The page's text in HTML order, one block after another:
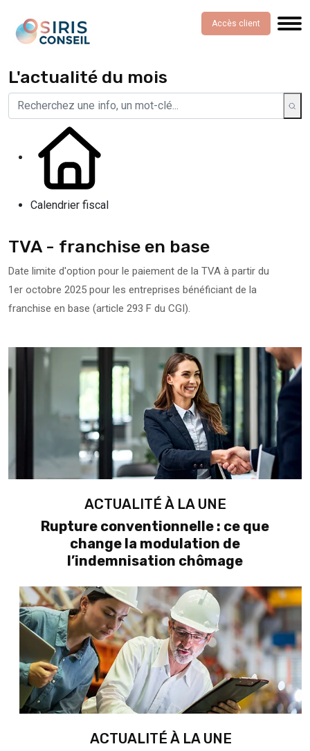
Accès client
L'actualité du mois
Calendrier fiscal
TVA - franchise en base
Date limite d'option pour le paiement de la TVA à partir du
1er octobre 2025 pour les entreprises bénéficiant de la
franchise en base (article 293 F du CGI).
ACTUALITÉ À LA UNE
Rupture conventionnelle : ce que
change la modulation de
l’indemnisation chômage
ACTUALITÉ À LA UNE